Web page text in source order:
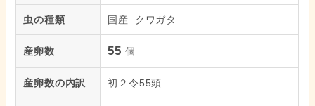
虫の種類 国産_クワガタ
産卵数 55 個
産卵数の内訳 初２令55頭